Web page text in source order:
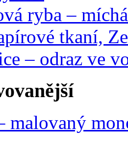
ryba –
tkaní,
– odraz ve
malovaný